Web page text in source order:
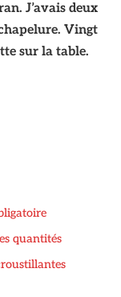
J’avais deux
Vingt
sur la table.
quantités